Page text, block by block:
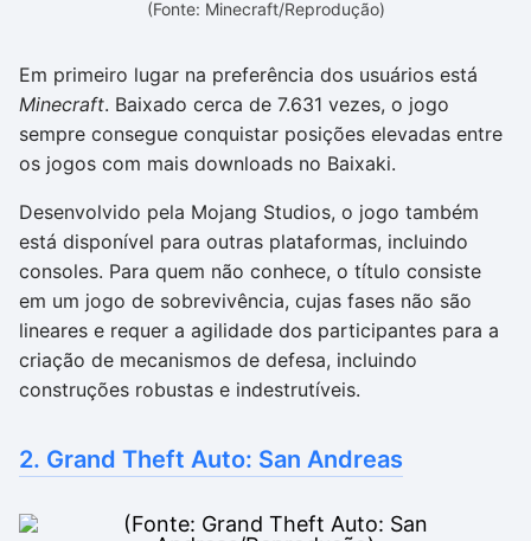
(Fonte: Minecraft/Reprodução)
Em primeiro lugar na preferência dos usuários está
Minecraft. Baixado cerca de 7.631 vezes, o jogo
sempre consegue conquistar posições elevadas entre
os jogos com mais downloads no Baixaki.
Desenvolvido pela Mojang Studios, o jogo também
está disponível para outras plataformas, incluindo
consoles. Para quem não conhece, o título consiste
em um jogo de sobrevivência, cujas fases não são
lineares e requer a agilidade dos participantes para a
criação de mecanismos de defesa, incluindo
construções robustas e indestrutíveis.
2. Grand Theft Auto: San Andreas